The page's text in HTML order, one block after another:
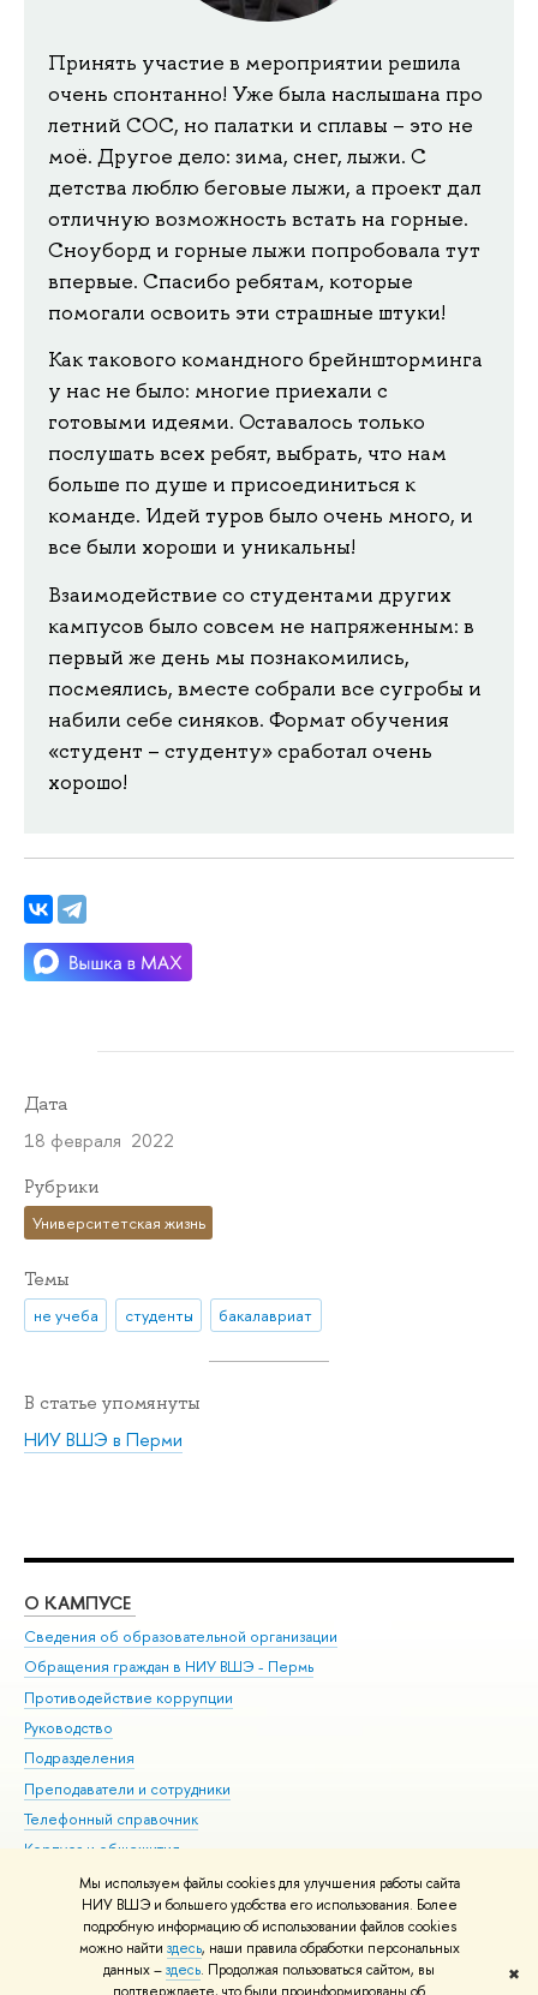
Мы используем файлы cookies для улучшения работы сайта
НИУ ВШЭ и большего удобства его использования. Более
подробную информацию об использовании файлов cookies
можно найти здесь, наши правила обработки персональных
данных –здесь. Продолжая пользоваться сайтом, вы
✖
Принять участие в мероприятии решила
очень спонтанно! Уже была наслышана про
летний СОС, но палатки и сплавы – это не
моё. Другое дело: зима, снег, лыжи. С
детства люблю беговые лыжи, а проект дал
отличную возможность встать на горные.
Сноуборд и горные лыжи попробовала тут
впервые. Спасибо ребятам, которые
помогали освоить эти страшные штуки!
Как такового командного брейншторминга
у нас не было: многие приехали с
готовыми идеями. Оставалось только
послушать всех ребят, выбрать, что нам
больше по душе и присоединиться к
команде. Идей туров было очень много, и
все были хороши и уникальны!
Взаимодействие со студентами других
кампусов было совсем не напряженным: в
первый же день мы познакомились,
посмеялись, вместе собрали все сугробы и
набили себе синяков. Формат обучения
«студент – студенту» сработал очень
хорошо!
Дата
18 февраля 2022
Рубрики
Университетская жизнь
Темы
не учеба студенты бакалавриат
В статье упомянуты
НИУ ВШЭ в Перми
О КАМПУСЕ
Сведения об образовательной организации
Обращения граждан в НИУ ВШЭ - Пермь
Противодействие коррупции
Руководство
Подразделения
Преподаватели и сотрудники
Телефонный справочник
Корпуса и общежития
ВШЭ для студентов с ограниченными возможностями
здоровья и инвалидностью
Единая платежная страница